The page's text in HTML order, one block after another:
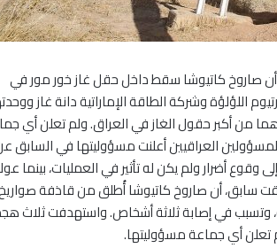
أن صاروخ كاتيوشا سقط داخل حقل غاز خور مور في
اللؤلؤة وشركة الطاقة الإماراتية دانة غاز
من أكبر حقول الغاز في العراق. ولم تعلن أي
العراقيين أعلنت مسؤوليتها في السابق
أضرار ولم يكن له تأثير في العمليات، بينما
سابق، أن صاروخ كاتيوشا أُطلق من قاذفة
في إصابة ثلاثة أشخاص. واستهدفت ثلاث
أي جماعة مسؤوليتها.